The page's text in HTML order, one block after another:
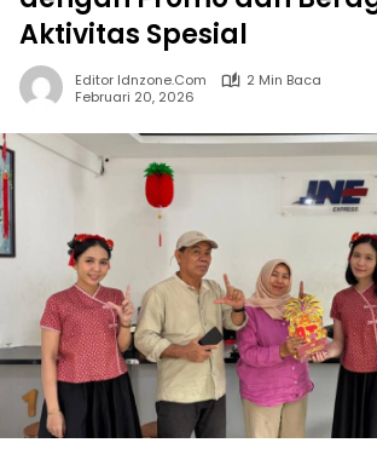
Aktivitas Spesial
Editor Idnzone.com
2 Min Baca
Februari 20, 2026